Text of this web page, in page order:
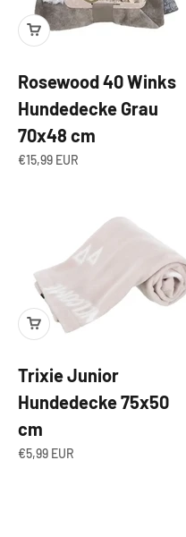
Rosewood 40 Winks
Hundedecke Grau
70x48 cm
Angebot
€15,99 EUR
Trixie Junior
Hundedecke 75x50
cm
Angebot
€5,99 EUR